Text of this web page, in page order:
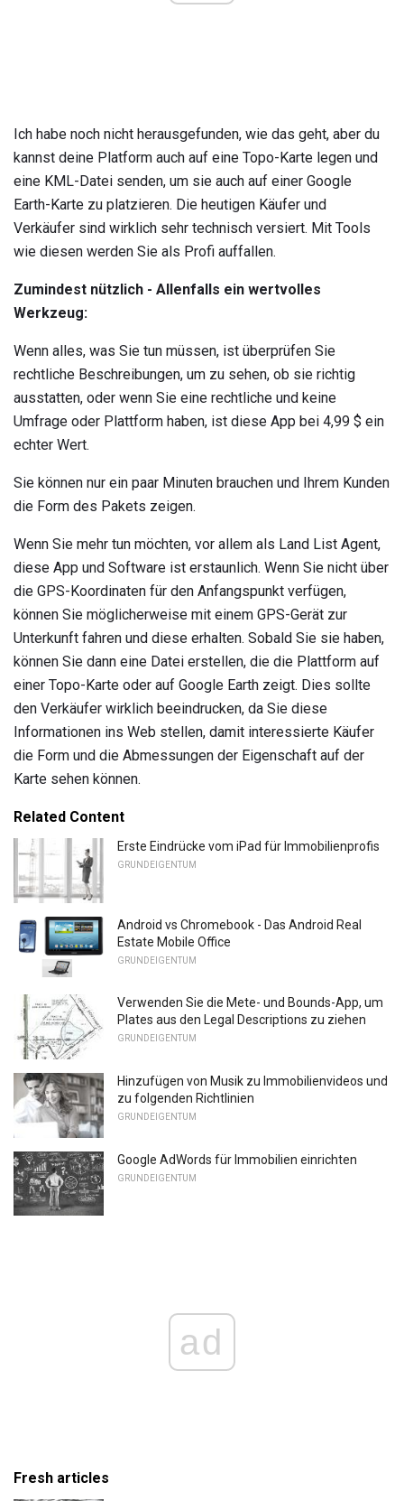
Ich habe noch nicht herausgefunden, wie das geht, aber du
kannst deine Platform auch auf eine Topo-Karte legen und
eine KML-Datei senden, um sie auch auf einer Google
Earth-Karte zu platzieren. Die heutigen Käufer und
Verkäufer sind wirklich sehr technisch versiert. Mit Tools
wie diesen werden Sie als Profi auffallen.
Zumindest nützlich - Allenfalls ein wertvolles
Werkzeug:
Wenn alles, was Sie tun müssen, ist überprüfen Sie
rechtliche Beschreibungen, um zu sehen, ob sie richtig
ausstatten, oder wenn Sie eine rechtliche und keine
Umfrage oder Plattform haben, ist diese App bei 4,99 $ ein
echter Wert.
Sie können nur ein paar Minuten brauchen und Ihrem Kunden
die Form des Pakets zeigen.
Wenn Sie mehr tun möchten, vor allem als Land List Agent,
diese App und Software ist erstaunlich. Wenn Sie nicht über
die GPS-Koordinaten für den Anfangspunkt verfügen,
können Sie möglicherweise mit einem GPS-Gerät zur
Unterkunft fahren und diese erhalten. Sobald Sie sie haben,
können Sie dann eine Datei erstellen, die die Plattform auf
einer Topo-Karte oder auf Google Earth zeigt. Dies sollte
den Verkäufer wirklich beeindrucken, da Sie diese
Informationen ins Web stellen, damit interessierte Käufer
die Form und die Abmessungen der Eigenschaft auf der
Karte sehen können.
Related Content
Erste Eindrücke vom iPad für Immobilienprofis
GRUNDEIGENTUM
Android vs Chromebook - Das Android Real
Estate Mobile Office
GRUNDEIGENTUM
Verwenden Sie die Mete- und Bounds-App, um
Plates aus den Legal Descriptions zu ziehen
GRUNDEIGENTUM
Hinzufügen von Musik zu Immobilienvideos und
zu folgenden Richtlinien
GRUNDEIGENTUM
Google AdWords für Immobilien einrichten
GRUNDEIGENTUM
ad
Fresh articles